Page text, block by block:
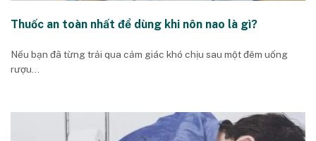
Thuốc an toàn nhất để dùng khi nôn nao là gì?
Nếu bạn đã từng trải qua cảm giác khó chịu sau một đêm uống
rượu...